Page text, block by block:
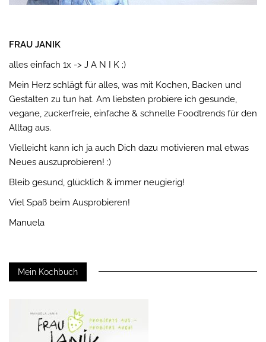
FRAU JANIK
alles einfach 1x -> J A N I K ;)
Mein Herz schlägt für alles, was mit Kochen, Backen und
Gestalten zu tun hat. Am liebsten probiere ich gesunde,
vegane, zuckerfreie, einfache & schnelle Foodtrends für den
Alltag aus.
Vielleicht kann ich ja auch Dich dazu motivieren mal etwas
Neues auszuprobieren! :)
Bleib gesund, glücklich & immer neugierig!
Viel Spaß beim Ausprobieren!
Manuela
Mein Kochbuch